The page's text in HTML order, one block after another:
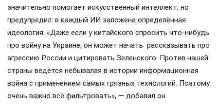
значительно помогает искусственный интеллект, но
предупредил: в каждый ИИ заложена определённая
идеология. «Даже если у китайского спросить что-нибудь
про войну на Украине, он может начать рассказывать про
агрессию России и цитировать Зеленского. Против нашей
страны ведётся небывалая в истории информационная
война с применением самых грязных технологий. Поэтому
очень важно всё фильтровать», — добавил он.